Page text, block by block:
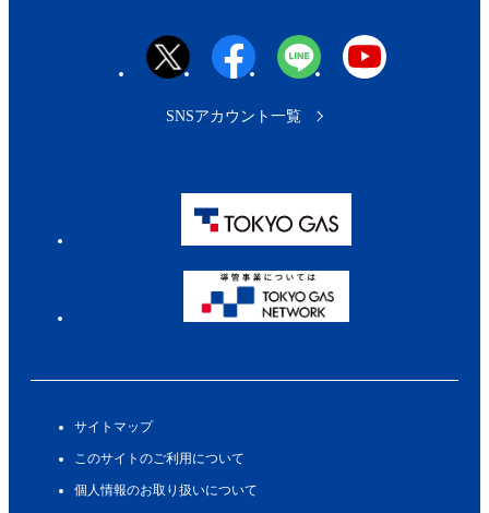
サイトマップ
このサイトのご利用について
個人情報のお取り扱いについて
SNSアカウント一覧